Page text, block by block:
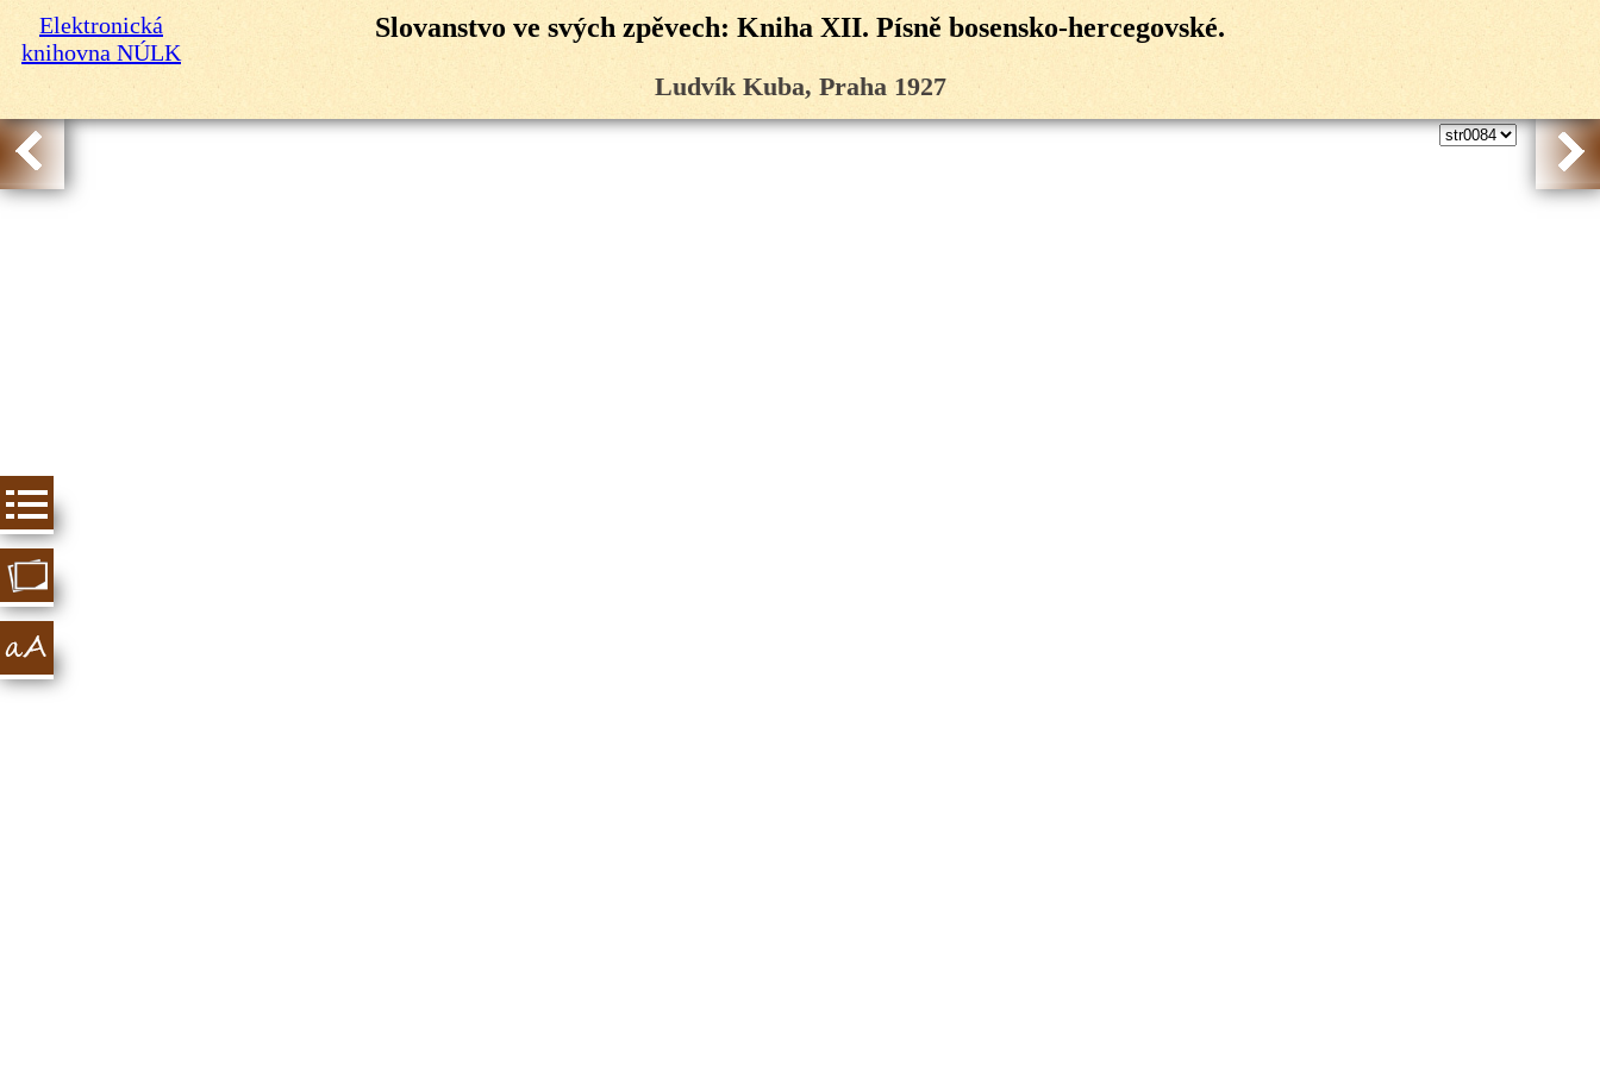
Elektronická
knihovna NÚLK
Slovanstvo ve svých zpěvech: Kniha XII. Písně bosensko-hercegovské.
Ludvík Kuba, Praha 1927